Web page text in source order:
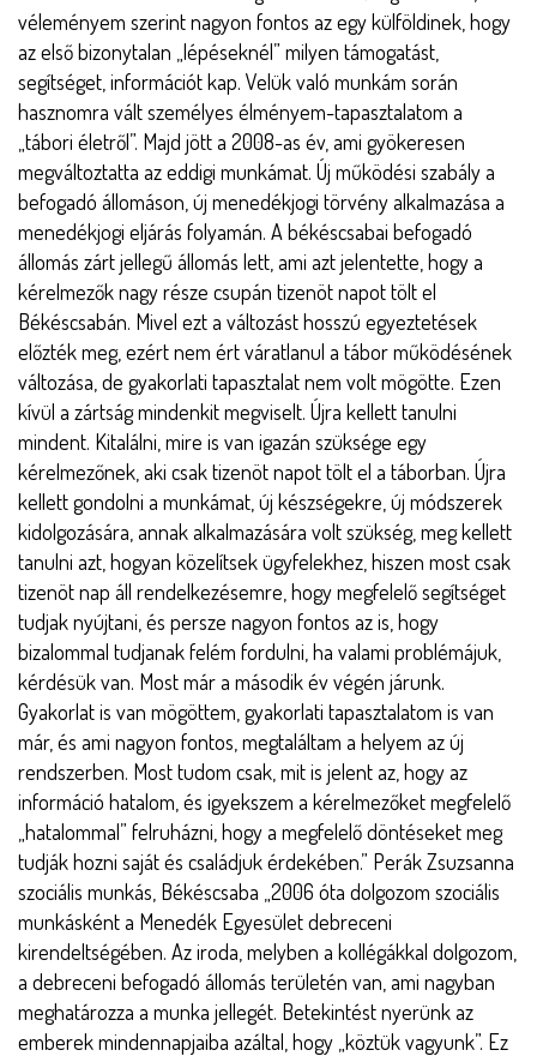
véleményem szerint nagyon fontos az egy külföldinek, hogy
az első bizonytalan „lépéseknél” milyen támogatást,
segítséget, információt kap. Velük való munkám során
hasznomra vált személyes élményem-tapasztalatom a
„tábori életről”. Majd jött a 2008-as év, ami gyökeresen
megváltoztatta az eddigi munkámat. Új működési szabály a
befogadó állomáson, új menedékjogi törvény alkalmazása a
menedékjogi eljárás folyamán. A békéscsabai befogadó
állomás zárt jellegű állomás lett, ami azt jelentette, hogy a
kérelmezők nagy része csupán tizenöt napot tölt el
Békéscsabán. Mivel ezt a változást hosszú egyeztetések
előzték meg, ezért nem ért váratlanul a tábor működésének
változása, de gyakorlati tapasztalat nem volt mögötte. Ezen
kívül a zártság mindenkit megviselt. Újra kellett tanulni
mindent. Kitalálni, mire is van igazán szüksége egy
kérelmezőnek, aki csak tizenöt napot tölt el a táborban. Újra
kellett gondolni a munkámat, új készségekre, új módszerek
kidolgozására, annak alkalmazására volt szükség, meg kellett
tanulni azt, hogyan közelítsek ügyfelekhez, hiszen most csak
tizenöt nap áll rendelkezésemre, hogy megfelelő segítséget
tudjak nyújtani, és persze nagyon fontos az is, hogy
bizalommal tudjanak felém fordulni, ha valami problémájuk,
kérdésük van. Most már a második év végén járunk.
Gyakorlat is van mögöttem, gyakorlati tapasztalatom is van
már, és ami nagyon fontos, megtaláltam a helyem az új
rendszerben. Most tudom csak, mit is jelent az, hogy az
információ hatalom, és igyekszem a kérelmezőket megfelelő
„hatalommal” felruházni, hogy a megfelelő döntéseket meg
tudják hozni saját és családjuk érdekében.” Perák Zsuzsanna
szociális munkás, Békéscsaba „2006 óta dolgozom szociális
munkásként a Menedék Egyesület debreceni
kirendeltségében. Az iroda, melyben a kollégákkal dolgozom,
a debreceni befogadó állomás területén van, ami nagyban
meghatározza a munka jellegét. Betekintést nyerünk az
emberek mindennapjaiba azáltal, hogy „köztük vagyunk”. Ez